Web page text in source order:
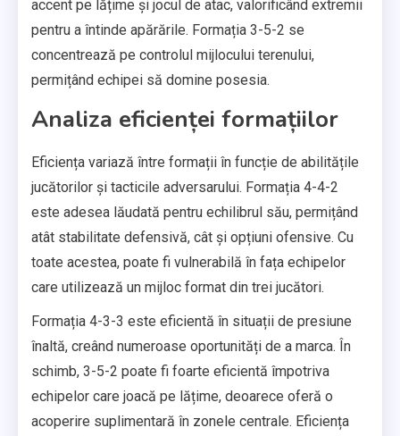
accent pe lățime și jocul de atac, valorificând extremii
pentru a întinde apărările. Formația 3-5-2 se
concentrează pe controlul mijlocului terenului,
permițând echipei să domine posesia.
Analiza eficienței formațiilor
Eficiența variază între formații în funcție de abilitățile
jucătorilor și tacticile adversarului. Formația 4-4-2
este adesea lăudată pentru echilibrul său, permițând
atât stabilitate defensivă, cât și opțiuni ofensive. Cu
toate acestea, poate fi vulnerabilă în fața echipelor
care utilizează un mijloc format din trei jucători.
Formația 4-3-3 este eficientă în situații de presiune
înaltă, creând numeroase oportunități de a marca. În
schimb, 3-5-2 poate fi foarte eficientă împotriva
echipelor care joacă pe lățime, deoarece oferă o
acoperire suplimentară în zonele centrale. Eficiența